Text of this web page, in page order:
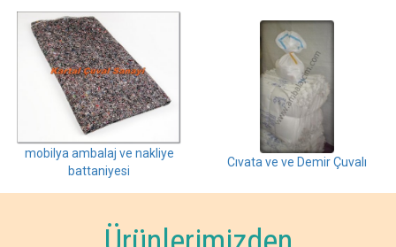
mobilya ambalaj ve nakliye
battaniyesi
Cıvata ve ve Demir Çuvalı